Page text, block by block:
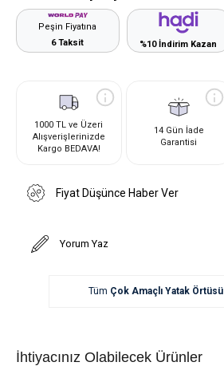
Peşin Fiyatına
6 Taksit
%10 İndirim Kazan
1000 TL ve Üzeri
Alışverişlerinizde
Kargo BEDAVA!
14 Gün İade
Garantisi
Fiyat Düşünce Haber Ver
Yorum Yaz
Tüm Çok Amaçlı Yatak Örtüsü
İhtiyacınız Olabilecek Ürünler